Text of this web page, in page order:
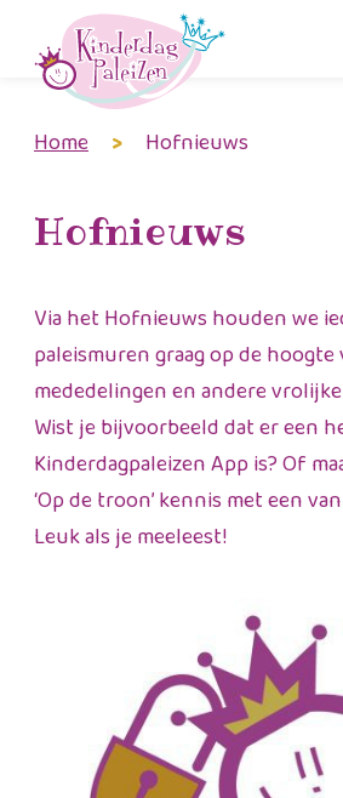
Locaties
Ons beleid
Home > Hofnieuws
Hofnieuws
Via het Hofnieuws houden we
paleismuren graag op de hoogte
mededelingen en andere
Wist je bijvoorbeeld dat er een
Kinderdagpaleizen App is? Of
‘Op de troon’ kennis met een
Leuk als je meeleest!